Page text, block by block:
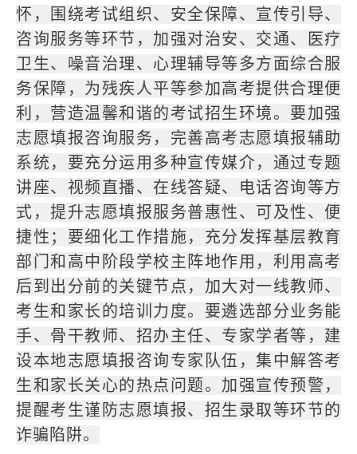
怀，围绕考试组织、安全保障、宣传引导、
咨询服务等环节，加强对治安、交通、医疗
卫生、噪音治理、心理辅导等多方面综合服
务保障，为残疾人平等参加高考提供合理便
利，营造温馨和谐的考试招生环境。要加强
志愿填报咨询服务，完善高考志愿填报辅助
系统，要充分运用多种宣传媒介，通过专题
讲座、视频直播、在线答疑、电话咨询等方
式，提升志愿填报服务普惠性、可及性、便
捷性；要细化工作措施，充分发挥基层教育
部门和高中阶段学校主阵地作用，利用高考
后到出分前的关键节点，加大对一线教师、
考生和家长的培训力度。要遴选部分业务能
手、骨干教师、招办主任、专家学者等，建
设本地志愿填报咨询专家队伍，集中解答考
生和家长关心的热点问题。加强宣传预警，
提醒考生谨防志愿填报、招生录取等环节的
诈骗陷阱。